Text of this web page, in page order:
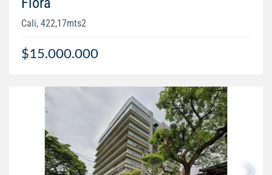
Cali, 422,17mts2
$15.000.000